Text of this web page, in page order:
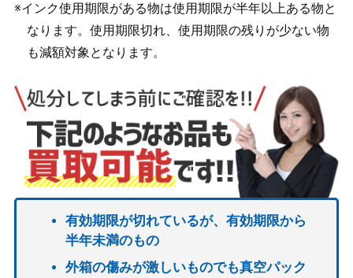
※インク使用期限がある物は使用期限が半年以上ある物と
なります。使用期限切れ、使用期限の残りが少ない物
も減額対象となります。
有効期限が切れているが、有効期限から
半年未満のもの
外箱の傷みが激しいものでも真空パック